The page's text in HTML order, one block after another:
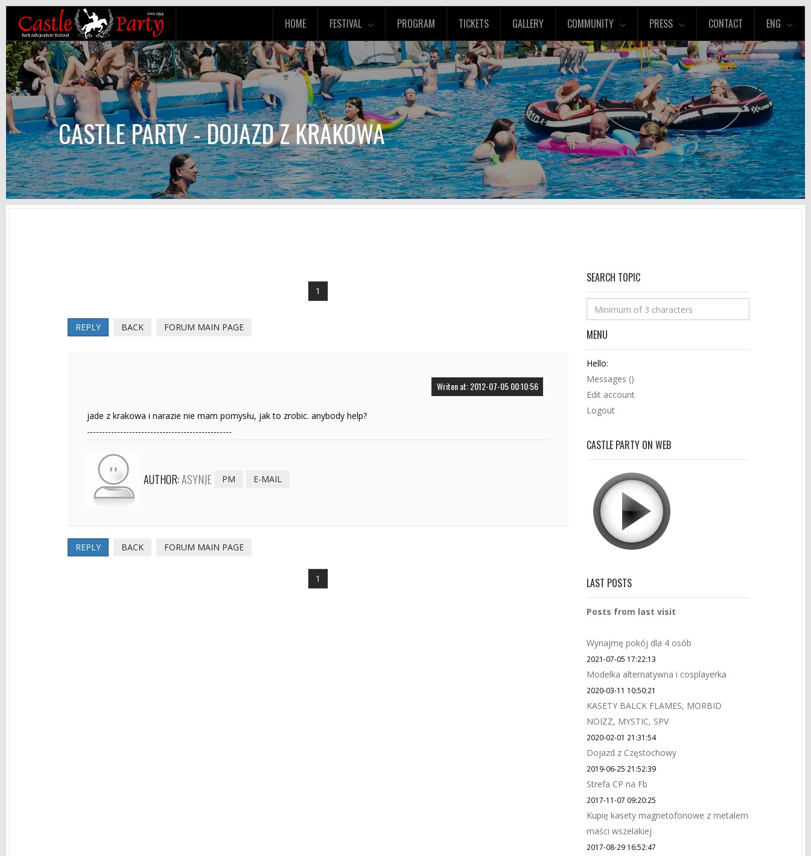
HOME FESTIVAL PROGRAM TICKETS GALLERY COMMUNITY PRESS CONTACT ENG
CASTLE PARTY - DOJAZD Z KRAKOWA
1
REPLY BACK FORUM MAIN PAGE
Writen at: 2012-07-05 00:10:56
jade z krakowa i narazie nie mam pomysłu, jak to zrobic. anybody help?
------------------------------------------------
AUTHOR:ASYNJE PM E-MAIL
REPLY BACK FORUM MAIN PAGE
1
SEARCH TOPIC
MENU
Hello:
Messages ()
Edit account
Logout
CASTLE PARTY ON WEB
LAST POSTS
Posts from last visit
Wynajmę pokój dla 4 osób
2021-07-05 17:22:13
Modelka alternatywna i cosplayerka
2020-03-11 10:50:21
KASETY BALCK FLAMES, MORBID
NOIZZ, MYSTIC, SPV
2020-02-01 21:31:54
Dojazd z Częstochowy
2019-06-25 21:52:39
Strefa CP na Fb
2017-11-07 09:20:25
Kupię kasety magnetofonowe z metalem
maści wszelakiej
2017-08-29 16:52:47